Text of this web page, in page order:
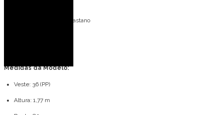
Forro: 96% Poliéster 04%Elastano
Medidas da Modelo:
Veste: 36 (PP)
Altura: 1,77 m